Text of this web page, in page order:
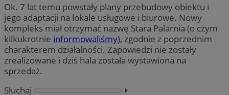
Ok. 7 lat temu powstały plany przebudowy obiektu i
jego adaptacji na lokale usługowe i biurowe. Nowy
kompleks miał otrzymać nazwę Stara Palarnia (o czym
kilkukrotnie informowaliśmy), zgodnie z poprzednim
charakterem działalności. Zapowiedzi nie zostały
zrealizowane i dziś hala została wystawiona na
sprzedaż.
Słuchaj
⏵︎